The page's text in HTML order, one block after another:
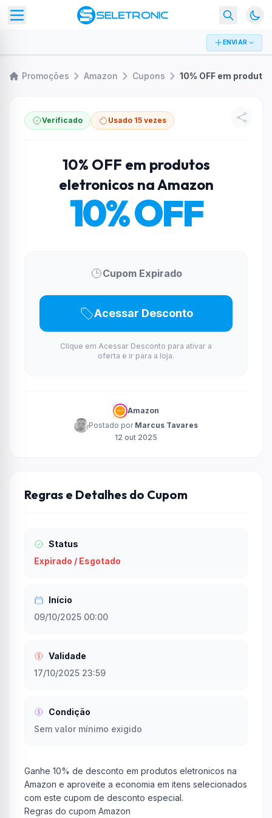
ENVIAR
Promoções Amazon Cupons
Verificado Usado 15 vezes
10% OFF em produtos
eletronicos na Amazon
10% OFF
Cupom Expirado
Acessar Desconto
Clique em Acessar Desconto para ativar a
oferta e ir para a loja.
Amazon
Postado por Marcus Tavares
12 out 2025
Regras e Detalhes do Cupom
Status
Expirado / Esgotado
Início
09/10/2025 00:00
Validade
17/10/2025 23:59
Condição
Sem valor mínimo exigido
Ganhe 10% de desconto em produtos eletronicos na
Amazon e aproveite a economia em itens selecionados
com este cupom de desconto especial.
Regras do cupom Amazon